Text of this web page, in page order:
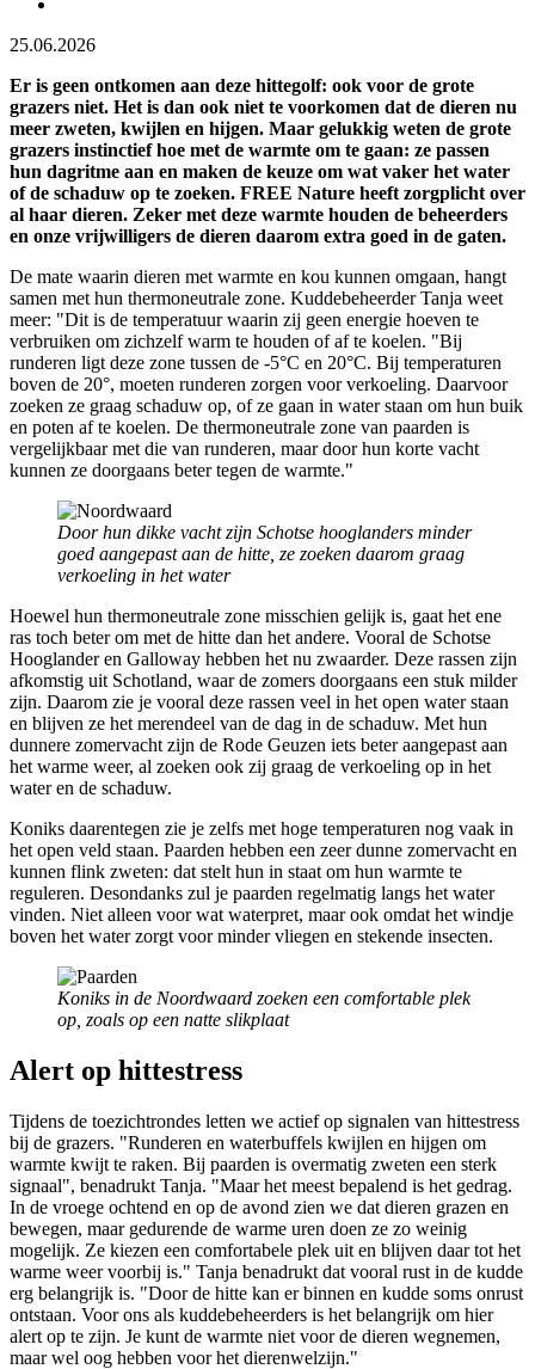
25.06.2026
Er is geen ontkomen aan deze hittegolf: ook voor de grote
grazers niet. Het is dan ook niet te voorkomen dat de dieren nu
meer zweten, kwijlen en hijgen. Maar gelukkig weten de grote
grazers instinctief hoe met de warmte om te gaan: ze passen
hun dagritme aan en maken de keuze om wat vaker het water
of de schaduw op te zoeken. FREE Nature heeft zorgplicht over
al haar dieren. Zeker met deze warmte houden de beheerders
en onze vrijwilligers de dieren daarom extra goed in de gaten.
De mate waarin dieren met warmte en kou kunnen omgaan, hangt
samen met hun thermoneutrale zone. Kuddebeheerder Tanja weet
meer: "Dit is de temperatuur waarin zij geen energie hoeven te
verbruiken om zichzelf warm te houden of af te koelen. "Bij
runderen ligt deze zone tussen de -5°C en 20°C. Bij temperaturen
boven de 20°, moeten runderen zorgen voor verkoeling. Daarvoor
zoeken ze graag schaduw op, of ze gaan in water staan om hun buik
en poten af te koelen. De thermoneutrale zone van paarden is
vergelijkbaar met die van runderen, maar door hun korte vacht
kunnen ze doorgaans beter tegen de warmte."
Door hun dikke vacht zijn Schotse hooglanders minder
goed aangepast aan de hitte, ze zoeken daarom graag
verkoeling in het water
Hoewel hun thermoneutrale zone misschien gelijk is, gaat het ene
ras toch beter om met de hitte dan het andere. Vooral de Schotse
Hooglander en Galloway hebben het nu zwaarder. Deze rassen zijn
afkomstig uit Schotland, waar de zomers doorgaans een stuk milder
zijn. Daarom zie je vooral deze rassen veel in het open water staan
en blijven ze het merendeel van de dag in de schaduw. Met hun
dunnere zomervacht zijn de Rode Geuzen iets beter aangepast aan
het warme weer, al zoeken ook zij graag de verkoeling op in het
water en de schaduw.
Koniks daarentegen zie je zelfs met hoge temperaturen nog vaak in
het open veld staan. Paarden hebben een zeer dunne zomervacht en
kunnen flink zweten: dat stelt hun in staat om hun warmte te
reguleren. Desondanks zul je paarden regelmatig langs het water
vinden. Niet alleen voor wat waterpret, maar ook omdat het windje
boven het water zorgt voor minder vliegen en stekende insecten.
Koniks in de Noordwaard zoeken een comfortable plek
op, zoals op een natte slikplaat
Alert op hittestress
Tijdens de toezichtrondes letten we actief op signalen van hittestress
bij de grazers. "Runderen en waterbuffels kwijlen en hijgen om
warmte kwijt te raken. Bij paarden is overmatig zweten een sterk
signaal", benadrukt Tanja. "Maar het meest bepalend is het gedrag.
In de vroege ochtend en op de avond zien we dat dieren grazen en
bewegen, maar gedurende de warme uren doen ze zo weinig
mogelijk. Ze kiezen een comfortabele plek uit en blijven daar tot het
warme weer voorbij is." Tanja benadrukt dat vooral rust in de kudde
erg belangrijk is. "Door de hitte kan er binnen en kudde soms onrust
ontstaan. Voor ons als kuddebeheerders is het belangrijk om hier
alert op te zijn. Je kunt de warmte niet voor de dieren wegnemen,
maar wel oog hebben voor het dierenwelzijn."